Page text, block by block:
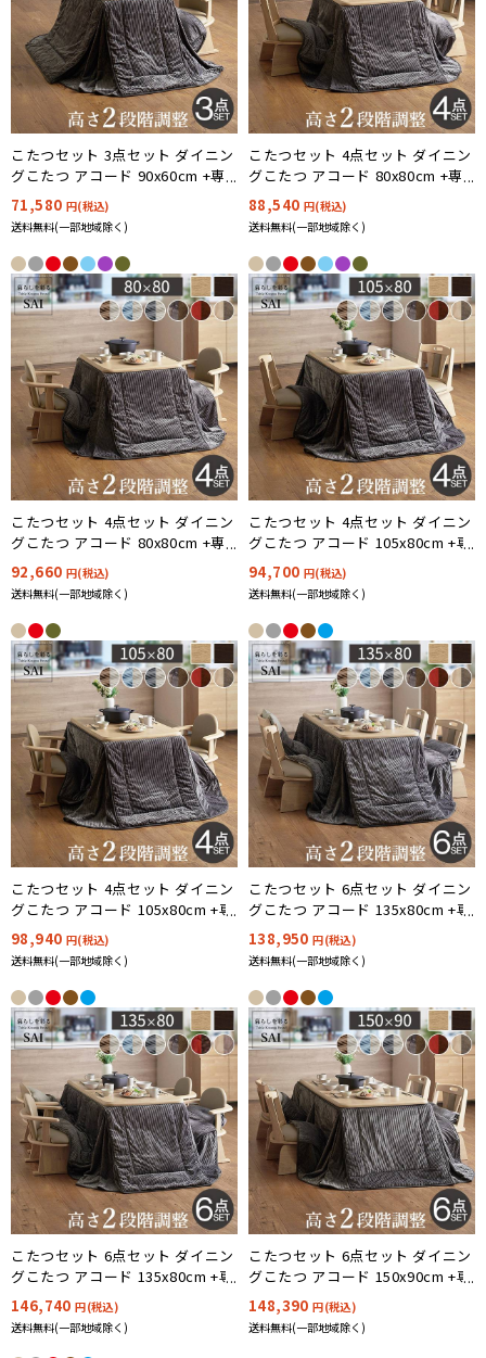
こたつセット 3点セット ダイニン
グこたつ アコード 90x60cm +専
用省スペース布団 +肘付き回転椅
子1脚 12色対応 ハイタイプ I-
2700158
71,580 円(税込)
送料無料(一部地域除く)
こたつセット 4点セット ダイニン
グこたつ アコード 80x80cm +専
用省スペース布団 +回転椅子2脚
ハイタイプ 12色対応
88,540 円(税込)
送料無料(一部地域除く)
こたつセット 4点セット ダイニン
グこたつ アコード 80x80cm +専
用省スペース布団 +肘付き回転椅
子2脚 ハイタイプ 12色対応
92,660 円(税込)
送料無料(一部地域除く)
こたつセット 4点セット ダイニン
グこたつ アコード 105x80cm +専
用省スペース布団 +回転椅子2脚
ハイタイプ 12色対応
94,700 円(税込)
送料無料(一部地域除く)
こたつセット 4点セット ダイニン
グこたつ アコード 105x80cm +専
用省スペース布団 +肘付き回転椅
子2脚 ハイタイプ 12色対応
98,940 円(税込)
送料無料(一部地域除く)
こたつセット 6点セット ダイニン
グこたつ アコード 135x80cm +専
用省スペース布団 +回転椅子4脚
12色対応 ハイタイプ I-2700131
138,950円(税込)
送料無料(一部地域除く)
こたつセット 6点セット ダイニン
グこたつ アコード 135x80cm +専
用省スペース布団 +肘付き回転椅
子4脚 12色対応 ハイタイプ I-
2700156
146,740円(税込)
送料無料(一部地域除く)
こたつセット 6点セット ダイニン
グこたつ アコード 150x90cm +専
用省スペース布団 +回転椅子4脚
12色対応 ハイタイプ I-2700132
148,390円(税込)
送料無料(一部地域除く)